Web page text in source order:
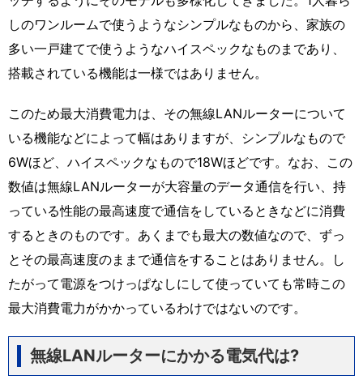
しのワンルームで使うようなシンプルなものから、家族の
多い一戸建てで使うようなハイスペックなものまであり、
搭載されている機能は一様ではありません。
このため最大消費電力は、その無線LANルーターについて
いる機能などによって幅はありますが、シンプルなもので
6Wほど、ハイスペックなもので18Wほどです。なお、この
数値は無線LANルーターが大容量のデータ通信を行い、持
っている性能の最高速度で通信をしているときなどに消費
するときのものです。あくまでも最大の数値なので、ずっ
とその最高速度のままで通信をすることはありません。し
たがって電源をつけっぱなしにして使っていても常時この
最大消費電力がかかっているわけではないのです。
無線LANルーターにかかる電気代は?